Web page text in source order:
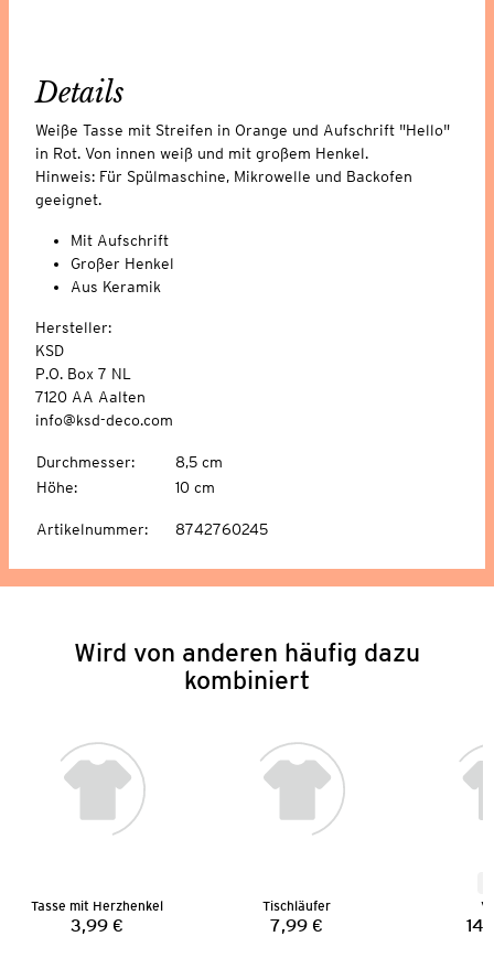
Details
Weiße Tasse mit Streifen in Orange und Aufschrift "Hello"
in Rot. Von innen weiß und mit großem Henkel.
Hinweis: Für Spülmaschine, Mikrowelle und Backofen
geeignet.
Mit Aufschrift
Großer Henkel
Aus Keramik
Hersteller:
KSD
P.O. Box 7 NL
7120 AA Aalten
info@ksd-deco.com
Durchmesser:
8,5 cm
Höhe: 10 cm
Artikelnummer: 8742760245
Wird von anderen häufig dazu
kombiniert
Tasse mit Herzhenkel
Preis:
3,99 €
Tischläufer
Preis:
7,99 €